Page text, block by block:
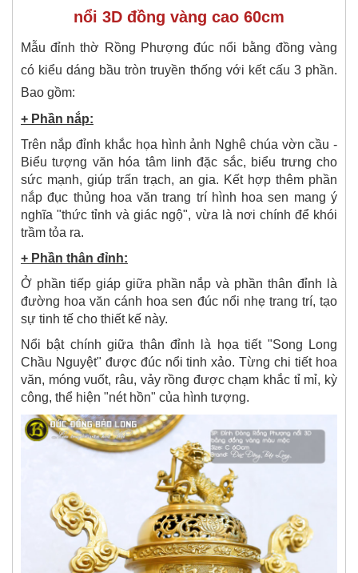
nổi 3D đồng vàng cao 60cm
Mẫu đỉnh thờ Rồng Phượng đúc nổi bằng đồng vàng
có kiểu dáng bầu tròn truyền thống với kết cấu 3 phần.
Bao gồm:
+ Phần nắp:
Trên nắp đỉnh khắc họa hình ảnh Nghê chúa vờn cầu -
Biểu tượng văn hóa tâm linh đặc sắc, biểu trưng cho
sức mạnh, giúp trấn trạch, an gia. Kết hợp thêm phần
nắp đục thủng hoa văn trang trí hình hoa sen mang ý
nghĩa "thức tỉnh và giác ngộ", vừa là nơi chính để khói
trầm tỏa ra.
+ Phần thân đỉnh:
Ở phần tiếp giáp giữa phần nắp và phần thân đỉnh là
đường hoa văn cánh hoa sen đúc nổi nhẹ trang trí, tạo
sự tinh tế cho thiết kế này.
Nổi bật chính giữa thân đỉnh là họa tiết "Song Long
Chầu Nguyệt" được đúc nổi tinh xảo. Từng chi tiết hoa
văn, móng vuốt, râu, vảy rồng được chạm khắc tỉ mỉ, kỳ
công, thể hiện "nét hồn" của hình tượng.